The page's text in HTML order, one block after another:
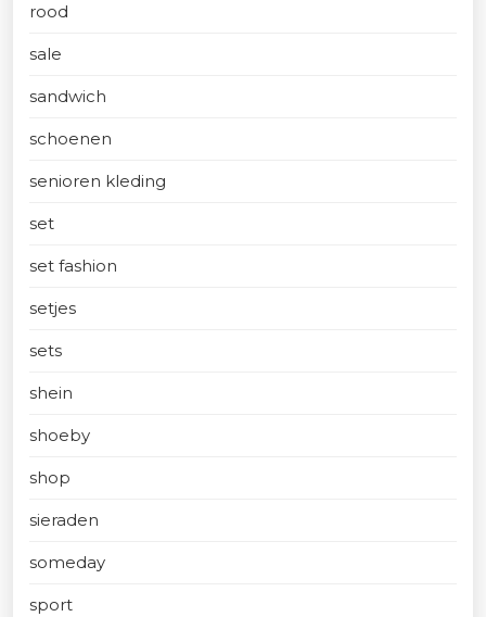
rood
sale
sandwich
schoenen
senioren kleding
set
set fashion
setjes
sets
shein
shoeby
shop
sieraden
someday
sport